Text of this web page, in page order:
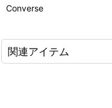
Converse
関連アイテム